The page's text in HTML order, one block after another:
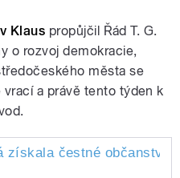
Klaus propůjčil Řád T. G.
o rozvoj demokracie,
města se
vrací a právě tento týden k
získala čestné občanství